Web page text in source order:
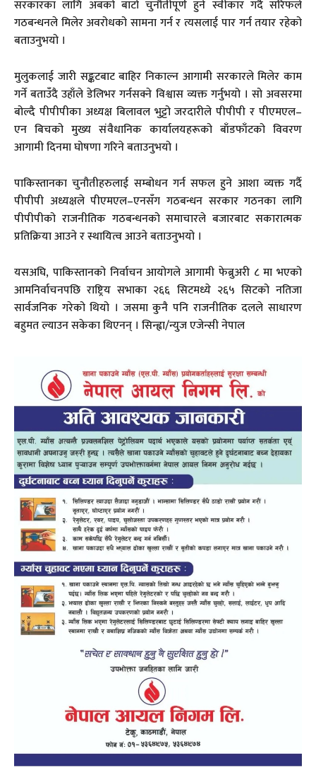
सरकारका लागि अबको बाटो चुनौतीपूर्ण हुने स्वीकार गर्दै सरिफले
गठबन्धनले मिलेर अवरोधको सामना गर्न र त्यसलाई पार गर्न तयार रहेको
बताउनुभयो ।
मुलुकलाई जारी सङ्कटबाट बाहिर निकाल्न आगामी सरकारले मिलेर काम
गर्ने बताउँदै उहाँले डेलिभर गर्नसक्ने विश्वास व्यक्त गर्नुभयो । सो अवसरमा
बोल्दै पीपीपीका अध्यक्ष बिलावल भुट्टो जरदारीले पीपीपी र पीएमएल–
एन बिचको मुख्य संवैधानिक कार्यालयहरूको बाँडफाँटको विवरण
आगामी दिनमा घोषणा गरिने बताउनुभयो ।
पाकिस्तानका चुनौतीहरुलाई सम्बोधन गर्न सफल हुने आशा व्यक्त गर्दै
पीपीपी अध्यक्षले पीएमएल–एनसँग गठबन्धन सरकार गठनका लागि
पीपीपीको राजनीतिक गठबन्धनको समाचारले बजारबाट सकारात्मक
प्रतिक्रिया आउने र स्थायित्व आउने बताउनुभयो ।
यसअघि, पाकिस्तानको निर्वाचन आयोगले आगामी फेब्रुअरी ८ मा भएको
आमनिर्वाचनपछि राष्ट्रिय सभाका २६६ सिटमध्ये २६५ सिटको नतिजा
सार्वजनिक गरेको थियो । जसमा कुनै पनि राजनीतिक दलले साधारण
बहुमत ल्याउन सकेका थिएनन् । सिन्ह्वा/न्युज एजेन्सी नेपाल